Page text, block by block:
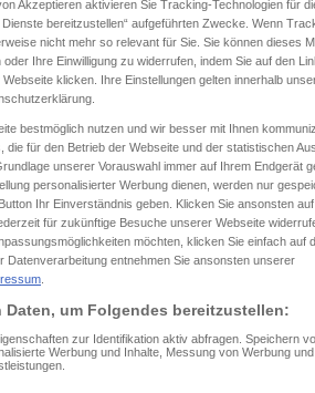
KOMPZU „SEHR“
mehr,
Akzeptieren aktivieren Sie Tracking-Technologien für
bereitzustellen“ aufgeführten Zwecke. Wenn
nicht mehr so relevant für Sie. Sie können dieses
Ihre Einwilligung zu widerrufen, indem Sie auf den
klicken. Ihre Einstellungen gelten innerhalb
bestmöglich nutzen und wir besser mit Ihnen
für den Betrieb der Webseite und der statistischen
unserer Vorauswahl immer auf Ihrem Endgerät
personalisierter Werbung dienen, werden nur
Ihr Einverständnis geben. Klicken Sie ansonsten
für zukünftige Besuche unserer Webseite
möchten, klicken Sie einfach auf
Datenverarbeitung entnehmen Sie ansonsten unserer
um Folgendes bereitzustellen:
zur Identifikation aktiv abfragen. Speichern
Werbung und Inhalte, Messung von Werbung und